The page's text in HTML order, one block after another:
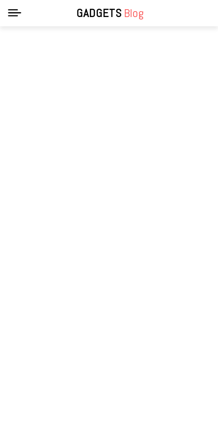
GADGETSBlog